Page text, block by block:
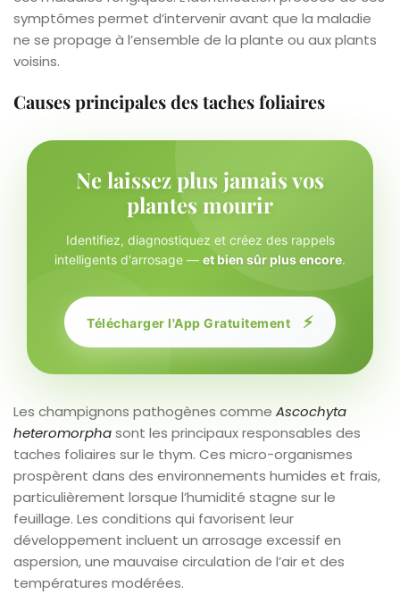
symptômes permet d’intervenir avant que la maladie
ne se propage à l’ensemble de la plante ou aux plants
voisins.
Causes principales des taches foliaires
Ne laissez plus jamais vos
plantes mourir
Identifiez, diagnostiquez et créez des rappels
intelligents d'arrosage — et bien sûr plus encore.
Télécharger l'App Gratuitement ⚡
Les champignons pathogènes comme Ascochyta
heteromorphasont les principaux responsables des
taches foliaires sur le thym. Ces micro-organismes
prospèrent dans des environnements humides et frais,
particulièrement lorsque l’humidité stagne sur le
feuillage. Les conditions qui favorisent leur
développement incluent un arrosage excessif en
aspersion, une mauvaise circulation de l’air et des
températures modérées.